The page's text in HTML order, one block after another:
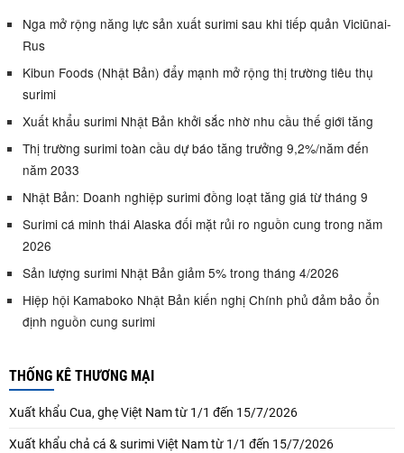
Nga mở rộng năng lực sản xuất surimi sau khi tiếp quản Viciūnai-
Rus
Kibun Foods (Nhật Bản) đẩy mạnh mở rộng thị trường tiêu thụ
surimi
Xuất khẩu surimi Nhật Bản khởi sắc nhờ nhu cầu thế giới tăng
Thị trường surimi toàn cầu dự báo tăng trưởng 9,2%/năm đến
năm 2033
Nhật Bản: Doanh nghiệp surimi đồng loạt tăng giá từ tháng 9
Surimi cá minh thái Alaska đối mặt rủi ro nguồn cung trong năm
2026
Sản lượng surimi Nhật Bản giảm 5% trong tháng 4/2026
Hiệp hội Kamaboko Nhật Bản kiến nghị Chính phủ đảm bảo ổn
định nguồn cung surimi
THỐNG KÊ THƯƠNG MẠI
Xuất khẩu Cua, ghẹ Việt Nam từ 1/1 đến 15/7/2026
Xuất khẩu chả cá & surimi Việt Nam từ 1/1 đến 15/7/2026